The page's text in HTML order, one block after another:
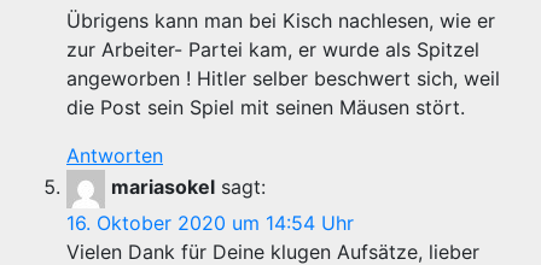
Übrigens kann man bei Kisch nachlesen, wie er
zur Arbeiter- Partei kam, er wurde als Spitzel
angeworben ! Hitler selber beschwert sich, weil
die Post sein Spiel mit seinen Mäusen stört.
Antworten
mariasokel sagt:
16. Oktober 2020 um 14:54 Uhr
Vielen Dank für Deine klugen Aufsätze, lieber